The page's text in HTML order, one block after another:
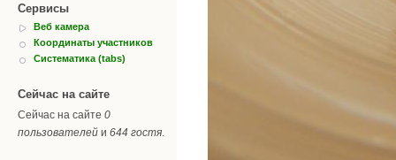
Сервисы
Веб камера
Координаты участников
Систематика (tabs)
Сейчас на сайте
Сейчас на сайте 0
пользователей и 644 гостя